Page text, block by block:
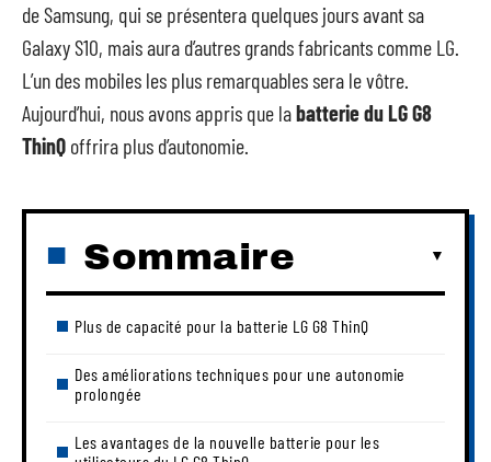
de Samsung, qui se présentera quelques jours avant sa
Galaxy S10, mais aura d’autres grands fabricants comme LG.
L’un des mobiles les plus remarquables sera le vôtre.
Aujourd’hui, nous avons appris que labatterie du LG G8
ThinQ offrira plus d’autonomie.
Sommaire
Plus de capacité pour la batterie LG G8 ThinQ
Des améliorations techniques pour une autonomie
prolongée
Les avantages de la nouvelle batterie pour les